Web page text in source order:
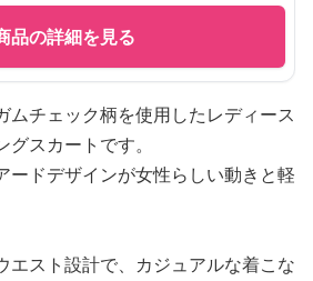
品の詳細を見る
ムチェック柄を使用したレディース
スカートです。
ードデザインが女性らしい動きと軽
エスト設計で、カジュアルな着こな